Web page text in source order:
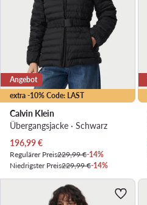
extra -10% Code: LAST
Angebot
Calvin Klein
Übergangsjacke · Schwarz
Aktueller Preis
196,99€
Regulärer Preis229,99 €-14%
Niedrigster Preis229,99 €-14%